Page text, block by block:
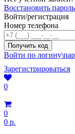
Восстановить пароль
Войти/регистрация
Номер телефона
Войти по
Зарегистрироваться
0
0
0 р.